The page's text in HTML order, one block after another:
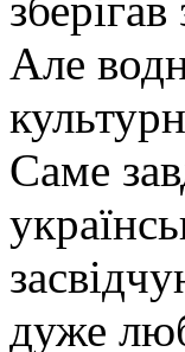
Але
Саме
дуже